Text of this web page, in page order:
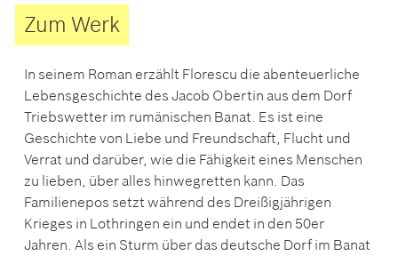
Zum Werk
In seinem Roman erzählt Florescu die abenteuerliche
Lebensgeschichte des Jacob Obertin aus dem Dorf
Triebswetter im rumänischen Banat. Es ist eine
Geschichte von Liebe und Freundschaft, Flucht und
Verrat und darüber, wie die Fähigkeit eines Menschen
zu lieben, über alles hinwegretten kann. Das
Familienepos setzt während des Dreißigjährigen
Krieges in Lothringen ein und endet in den 50er
Jahren. Als ein Sturm über das deutsche Dorf im Banat